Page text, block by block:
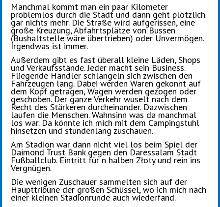
Manchmal kommt man ein paar Kilometer
problemlos durch die Stadt und dann geht plötzlich
gar nichts mehr. Die Straße wird aufgerissen, eine
große Kreuzung, Abfahrtsplätze von Bussen
(Bushaltstelle wäre übertrieben) oder Unvermögen.
Irgendwas ist immer.
Außerdem gibt es fast überall kleine Läden, Shops
und Verkaufsstände. Jeder macht sein Business.
Fliegende Händler schlängeln sich zwischen den
Fahrzeugen lang. Dabei werden Waren gekonnt auf
dem Kopf getragen, Wagen werden gezogen oder
geschoben. Der ganze Verkehr wuselt nach dem
Recht des Stärkeren durcheinander. Dazwischen
laufen die Menschen. Wahnsinn was da manchmal
los war. Da könnte ich mich mit dem Campingstuhl
hinsetzen und stundenlang zuschauen.
Am Stadion war dann nicht viel los beim Spiel der
Daimond Trust Bank gegen den Daressalam Stadt
Fußballclub. Eintritt für n halben Złotyund rein ins
Vergnügen.
Die wenigen Zuschauer sammelten sich auf der
Haupttribüne der großen Schüssel, wo ich mich nach
einer kleinen Stadionrunde auch wiederfand.